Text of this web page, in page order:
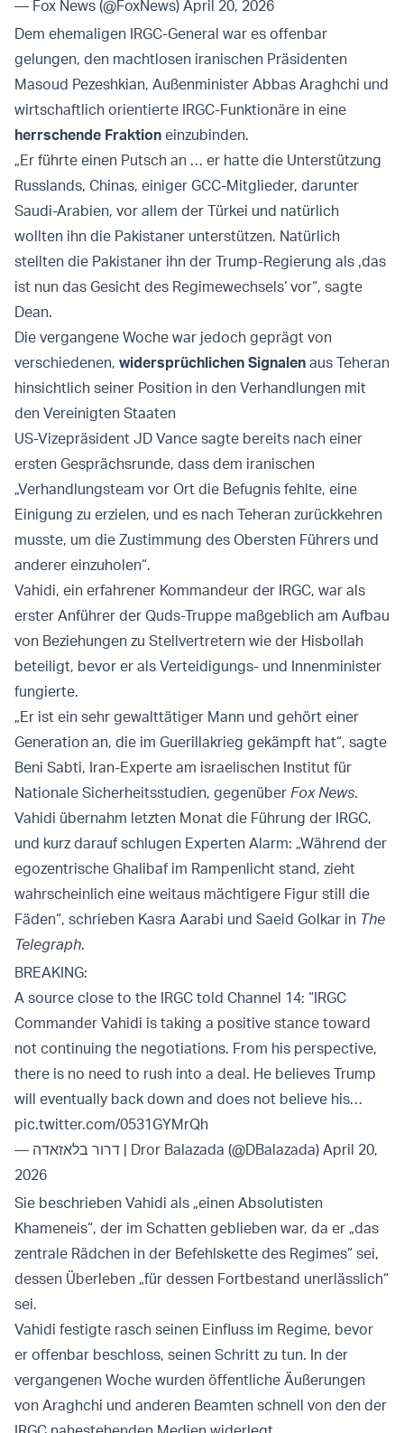
— Fox News (@FoxNews) April 20, 2026
Dem ehemaligen IRGC-General war es offenbar
gelungen, den machtlosen iranischen Präsidenten
Masoud Pezeshkian, Außenminister Abbas Araghchi und
wirtschaftlich orientierte IRGC-Funktionäre in eine
herrschende Fraktion einzubinden.
„Er führte einen Putsch an … er hatte die Unterstützung
Russlands, Chinas, einiger GCC-Mitglieder, darunter
Saudi-Arabien, vor allem der Türkei und natürlich
wollten ihn die Pakistaner unterstützen. Natürlich
stellten die Pakistaner ihn der Trump-Regierung als ‚das
ist nun das Gesicht des Regimewechsels‘ vor“, sagte
Dean.
Die vergangene Woche war jedoch geprägt von
verschiedenen, widersprüchlichen Signalen aus Teheran
hinsichtlich seiner Position in den Verhandlungen mit
den Vereinigten Staaten
US-Vizepräsident JD Vance sagte bereits nach einer
ersten Gesprächsrunde, dass dem iranischen
„Verhandlungsteam vor Ort die Befugnis fehlte, eine
Einigung zu erzielen, und es nach Teheran zurückkehren
musste, um die Zustimmung des Obersten Führers und
anderer einzuholen“.
Vahidi, ein erfahrener Kommandeur der IRGC, war als
erster Anführer der Quds-Truppe maßgeblich am Aufbau
von Beziehungen zu Stellvertretern wie der Hisbollah
beteiligt, bevor er als Verteidigungs- und Innenminister
fungierte.
„Er ist ein sehr gewalttätiger Mann und gehört einer
Generation an, die im Guerillakrieg gekämpft hat“, sagte
Beni Sabti, Iran-Experte am israelischen Institut für
Nationale Sicherheitsstudien, gegenüber Fox News.
Vahidi übernahm letzten Monat die Führung der IRGC,
und kurz darauf schlugen Experten Alarm: „Während der
egozentrische Ghalibaf im Rampenlicht stand, zieht
wahrscheinlich eine weitaus mächtigere Figur still die
Fäden“, schrieben Kasra Aarabi und Saeid Golkar in The
Telegraph.
BREAKING:
A source close to the IRGC told Channel 14: “IRGC
Commander Vahidi is taking a positive stance toward
not continuing the negotiations. From his perspective,
there is no need to rush into a deal. He believes Trump
will eventually back down and does not believe his…
pic.twitter.com/0531GYMrQh
— דרור בלאזאדה | Dror Balazada (@DBalazada) April 20,
2026
Sie beschrieben Vahidi als „einen Absolutisten
Khameneis“, der im Schatten geblieben war, da er „das
zentrale Rädchen in der Befehlskette des Regimes“ sei,
dessen Überleben „für dessen Fortbestand unerlässlich“
sei.
Vahidi festigte rasch seinen Einfluss im Regime, bevor
er offenbar beschloss, seinen Schritt zu tun. In der
vergangenen Woche wurden öffentliche Äußerungen
von Araghchi und anderen Beamten schnell von den der